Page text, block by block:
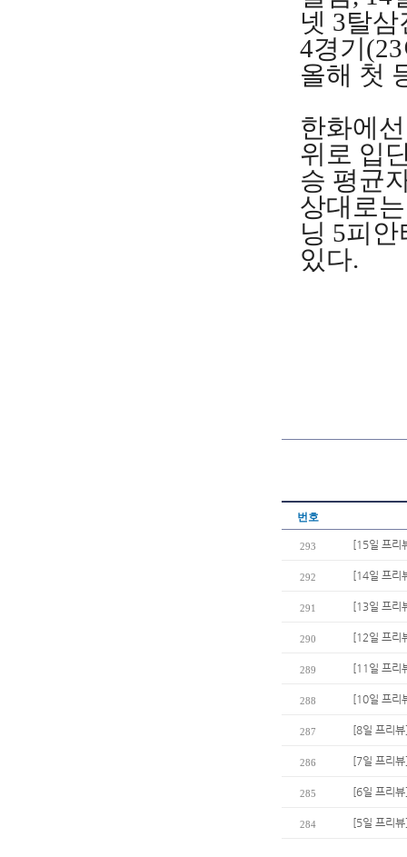
넷 3탈
4경기
올해 첫
한화에
위로 입
승 평균
상대로
닝 5피
있다.
번호
293 [15일 프리
292 [14일 프리
291 [13일 프리
290 [12일 프리
289 [11일 프리
288 [10일 프리
287 [8일 프리
286 [7일 프리
285 [6일 프리
284 [5일 프리